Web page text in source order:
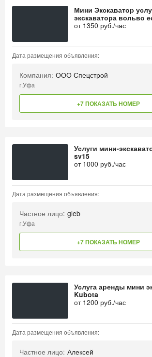
Мини Экскаватор
экскаватора вольво
от 1350 руб./час
Дата размещения объявления:
Компания: ООО Спецстрой
г.Уфа
+7 ПОКАЗАТЬ НОМЕР
Услуги мини-
sv15
от 1000 руб./час
Дата размещения объявления:
Частное лицо: gleb
г.Уфа
+7 ПОКАЗАТЬ НОМЕР
Услуга аренды мини
Kubota
от 1200 руб./час
Дата размещения объявления:
Частное лицо: Алексей